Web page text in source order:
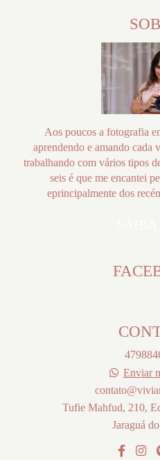
Aos poucos a fotografia
aprendendo e amando cada
trabalhando com vários tipos
seis é que me encantei
eprincipalmente dos
Enviar
Tufie Mahfud, 210,
Jaraguá